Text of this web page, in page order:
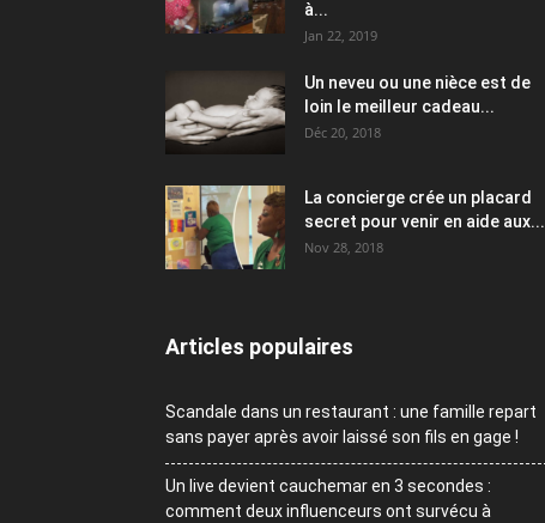
à...
Jan 22, 2019
Un neveu ou une nièce est de
loin le meilleur cadeau...
Déc 20, 2018
La concierge crée un placard
secret pour venir en aide aux...
Nov 28, 2018
Articles populaires
Scandale dans un restaurant : une famille repart
sans payer après avoir laissé son fils en gage !
Un live devient cauchemar en 3 secondes :
comment deux influenceurs ont survécu à